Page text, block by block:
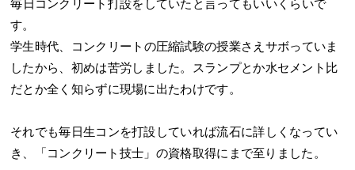
毎日コンクリート打設をしていたと言ってもいいくらいで
す。
学生時代、コンクリートの圧縮試験の授業さえサボっていま
したから、初めは苦労しました。スランプとか水セメント比
だとか全く知らずに現場に出たわけです。
それでも毎日生コンを打設していれば流石に詳しくなってい
き、「コンクリート技士」の資格取得にまで至りました。